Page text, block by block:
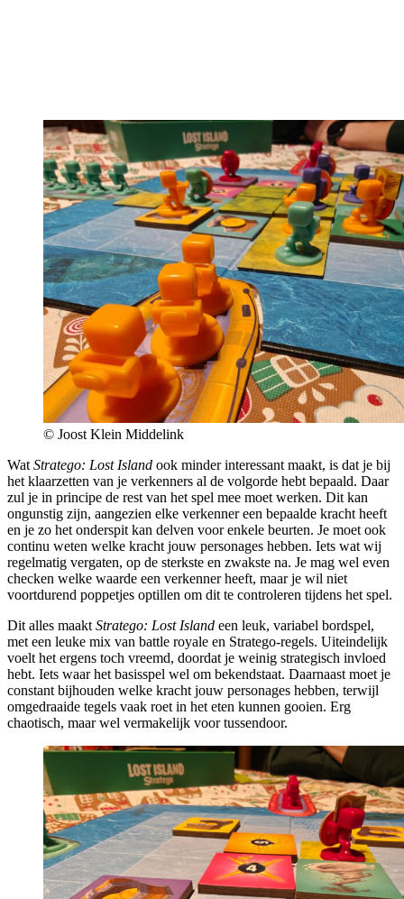
© Joost Klein Middelink
Wat Stratego: Lost Island ook minder interessant maakt, is dat je bij
het klaarzetten van je verkenners al de volgorde hebt bepaald. Daar
zul je in principe de rest van het spel mee moet werken. Dit kan
ongunstig zijn, aangezien elke verkenner een bepaalde kracht heeft
en je zo het onderspit kan delven voor enkele beurten. Je moet ook
continu weten welke kracht jouw personages hebben. Iets wat wij
regelmatig vergaten, op de sterkste en zwakste na. Je mag wel even
checken welke waarde een verkenner heeft, maar je wil niet
voortdurend poppetjes optillen om dit te controleren tijdens het spel.
Dit alles maakt Stratego: Lost Island een leuk, variabel bordspel,
met een leuke mix van battle royale en Stratego-regels. Uiteindelijk
voelt het ergens toch vreemd, doordat je weinig strategisch invloed
hebt. Iets waar het basisspel wel om bekendstaat. Daarnaast moet je
constant bijhouden welke kracht jouw personages hebben, terwijl
omgedraaide tegels vaak roet in het eten kunnen gooien. Erg
chaotisch, maar wel vermakelijk voor tussendoor.